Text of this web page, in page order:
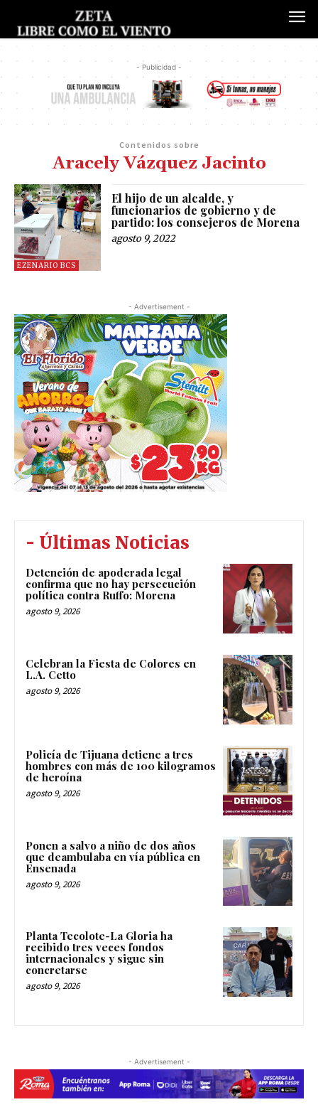
- Publicidad -
Contenidos sobre
Aracely Vázquez Jacinto
EZENARIO BCS
El hijo de un alcalde, y
funcionarios de gobierno y de
partido: los consejeros de Morena
agosto 9, 2022
- Advertisement -
- Últimas Noticias
Detención de apoderada legal
confirma que no hay persecución
política contra Ruffo: Morena
agosto 9, 2026
Celebran la Fiesta de Colores en
L.A. Cetto
agosto 9, 2026
Policía de Tijuana detiene a tres
hombres con más de 100 kilogramos
de heroína
agosto 9, 2026
Ponen a salvo a niño de dos años
que deambulaba en vía pública en
Ensenada
agosto 9, 2026
Planta Tecolote-La Gloria ha
recibido tres veces fondos
internacionales y sigue sin
concretarse
agosto 9, 2026
- Advertisement -